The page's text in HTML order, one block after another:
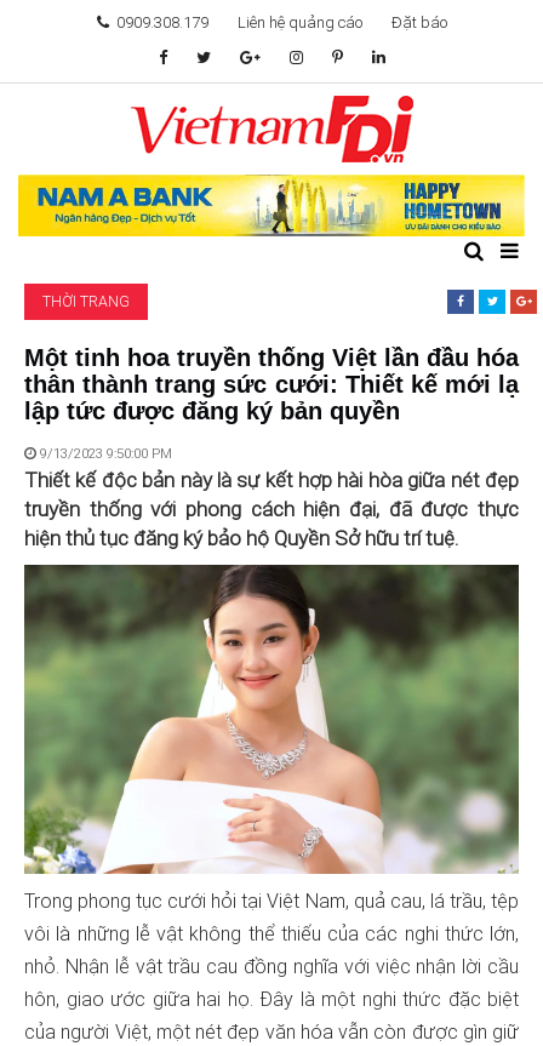
0909.308.179 Liên hệ quảng cáo Đặt báo
TÂM ĐIỂM ĐẦU TƯ
TÀI CHÍNH
KHỞI NGHIỆP
GIẢI TRÍ & CÔNG NGHỆ
THỜI TRANG
Một tinh hoa truyền thống Việt lần đầu hóa
thân thành trang sức cưới: Thiết kế mới lạ
lập tức được đăng ký bản quyền
9/13/2023 9:50:00 PM
Thiết kế độc bản này là sự kết hợp hài hòa giữa nét đẹp
truyền thống với phong cách hiện đại, đã được thực
hiện thủ tục đăng ký bảo hộ Quyền Sở hữu trí tuệ.
Trong phong tục cưới hỏi tại Việt Nam, quả cau, lá trầu, tệp
vôi là những lễ vật không thể thiếu của các nghi thức lớn,
nhỏ. Nhận lễ vật trầu cau đồng nghĩa với việc nhận lời cầu
hôn, giao ước giữa hai họ. Đây là một nghi thức đặc biệt
của người Việt, một nét đẹp văn hóa vẫn còn được gìn giữ